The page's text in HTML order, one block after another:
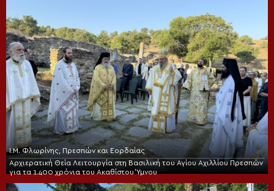
Ι.Μ. Φλωρίνης, Πρεσπών και Εορδαίας
Αρχιερατική Θεία Λειτουργία στη Βασιλική του Αγίου Αχιλλίου Πρεσπών
για τα 1.400 χρόνια του Ακαθίστου Ύμνου